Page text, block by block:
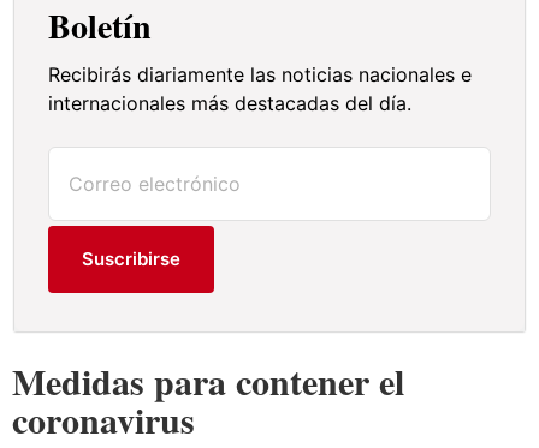
Boletín
Recibirás diariamente las noticias nacionales e
internacionales más destacadas del día.
Suscribirse
Medidas para contener el
coronavirus